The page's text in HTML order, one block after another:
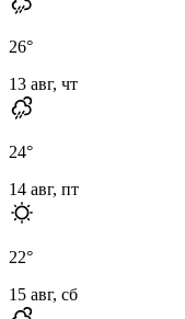
26°
13 авг, чт
24°
14 авг, пт
22°
15 авг, сб